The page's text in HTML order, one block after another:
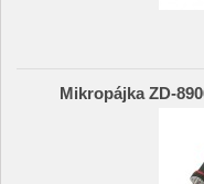
Mikropájka ZD-